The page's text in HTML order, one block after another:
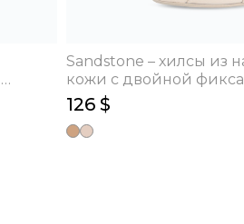
Sandstone – хилсы из
кожи с двойной
126 $